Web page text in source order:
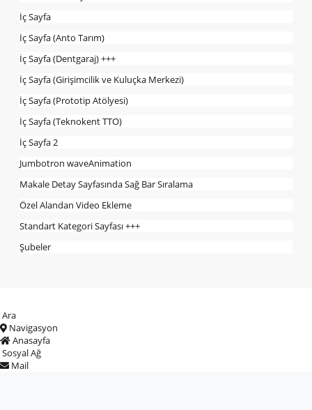
İç Sayfa
İç Sayfa (Anto Tarım)
İç Sayfa (Dentgaraj) +++
İç Sayfa (Girişimcilik ve Kuluçka Merkezi)
İç Sayfa (Prototip Atölyesi)
İç Sayfa (Teknokent TTO)
İç Sayfa 2
Jumbotron waveAnimation
Makale Detay Sayfasında Sağ Bar Sıralama
Özel Alandan Video Ekleme
Standart Kategori Sayfası +++
Şubeler
Ara
Navigasyon
Anasayfa
Sosyal Ağ
Mail